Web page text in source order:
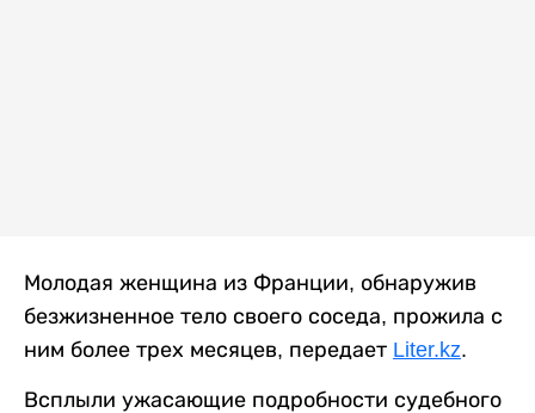
Молодая женщина из Франции, обнаружив
безжизненное тело своего соседа, прожила с
ним более трех месяцев, передает Liter.kz.
Всплыли ужасающие подробности судебного